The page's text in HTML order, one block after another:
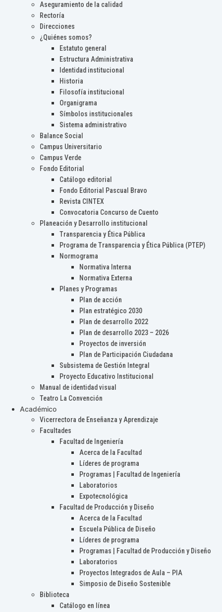
Aseguramiento de la calidad
Rectoría
Direcciones
¿Quiénes somos?
Estatuto general
Estructura Administrativa
Identidad institucional
Historia
Filosofía institucional
Organigrama
Símbolos institucionales
Sistema administrativo
Balance Social
Campus Universitario
Campus Verde
Fondo Editorial
Catálogo editorial
Fondo Editorial Pascual Bravo
Revista CINTEX
Convocatoria Concurso de Cuento
Planeación y Desarrollo institucional
Transparencia y Ética Pública
Programa de Transparencia y Ética Pública (PTEP)
Normograma
Normativa Interna
Normativa Externa
Planes y Programas
Plan de acción
Plan estratégico 2030
Plan de desarrollo 2022
Plan de desarrollo 2023 – 2026
Proyectos de inversión
Plan de Participación Ciudadana
Subsistema de Gestión Integral
Proyecto Educativo Institucional
Manual de identidad visual
Teatro La Convención
Académico
Vicerrectora de Enseñanza y Aprendizaje
Facultades
Facultad de Ingeniería
Acerca de la Facultad
Líderes de programa
Programas | Facultad de Ingeniería
Laboratorios
Expotecnológica
Facultad de Producción y Diseño
Acerca de la Facultad
Escuela Pública de Diseño
Líderes de programa
Programas | Facultad de Producción y Diseño
Laboratorios
Proyectos Integrados de Aula – PIA
Simposio de Diseño Sostenible
Biblioteca
Catálogo en línea